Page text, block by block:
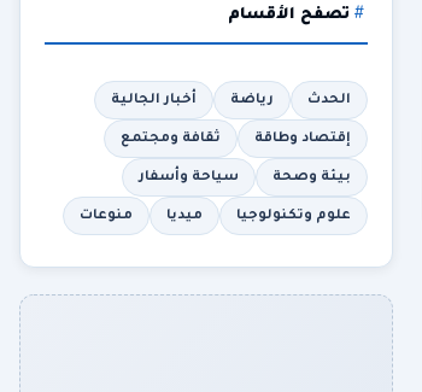
تصفح الأقسام
الحدث رياضة أخبار الجالية
إقتصاد وطاقة ثقافة ومجتمع
بيئة وصحة سياحة وأسفار
علوم وتكنولوجيا ميديا منوعات